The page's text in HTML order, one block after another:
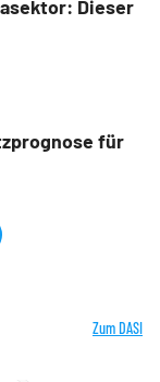
Dieser
für
Zum DASI